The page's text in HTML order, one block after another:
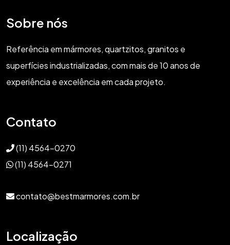
Sobre nós
Referência em mármores, quartzitos, granitos e
superfícies industrializadas, com mais de 10 anos de
experiência e excelência em cada projeto.
Contato
(11) 4564-0270
(11) 4564-0271
contato@bestmarmores.com.br
Localização